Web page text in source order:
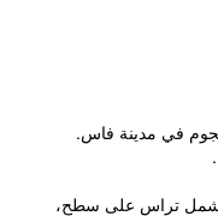
فندق رياض الغالية فاس إقامة ذات 4 نجوم في مدينة فاس.
تراس على سطح،